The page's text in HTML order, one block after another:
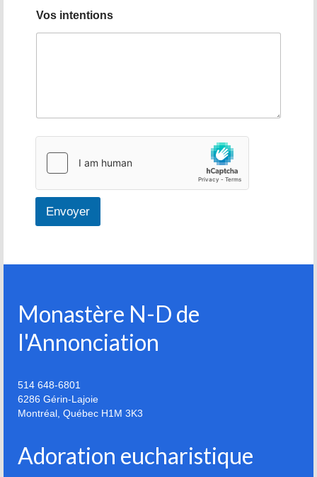
Vos intentions
Envoyer
Monastère N-D de
l'Annonciation
514 648-6801
6286 Gérin-Lajoie
Montréal Québec H1M 3K3
Adoration eucharistique